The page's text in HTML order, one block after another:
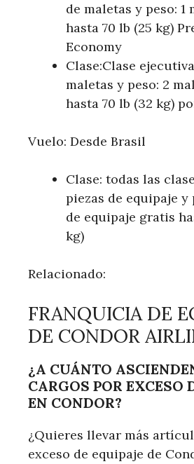
de maletas y peso: 1
hasta 70 lb (25 kg)
Economy
Clase:Clase
maletas y peso: 2
hasta 70 lb (32 kg)
Vuelo: Desde Brasil
Clase: todas las
piezas de equipaje y
de equipaje gratis
kg)
Relacionado:
FRANQUICIA DE
DE CONDOR
¿A CUÁNTO
CARGOS POR EXCESO
EN CONDOR?
¿Quieres llevar más
exceso de equipaje de